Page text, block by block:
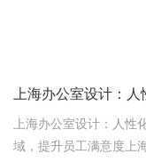
上海办公室设计：人性
域，提升员工满意度上